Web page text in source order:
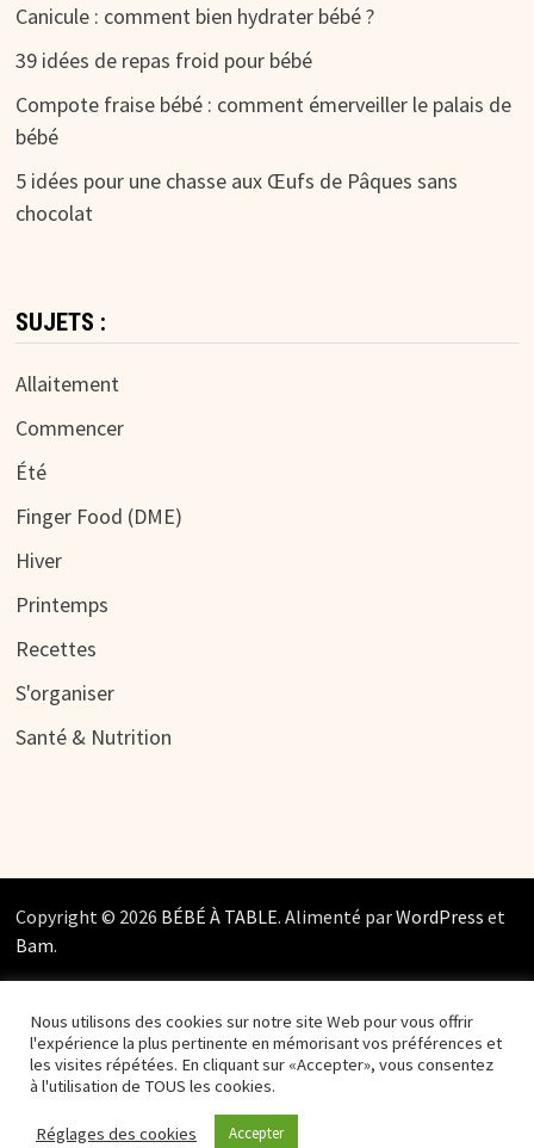
Canicule : comment bien hydrater bébé ?
39 idées de repas froid pour bébé
Compote fraise bébé : comment émerveiller le palais de
bébé
5 idées pour une chasse aux Œufs de Pâques sans
chocolat
SUJETS :
Allaitement
Commencer
Été
Finger Food (DME)
Hiver
Printemps
Recettes
S'organiser
Santé & Nutrition
Copyright © 2026 BÉBÉ À TABLE. Alimenté parWordPress et
Bam.
Nous utilisons des cookies sur notre site Web pour vous offrir
l'expérience la plus pertinente en mémorisant vos préférences et
les visites répétées. En cliquant sur «Accepter», vous consentez
à l'utilisation de TOUS les cookies.
Réglages des cookies Accepter